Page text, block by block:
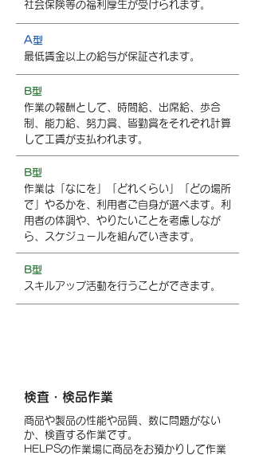
社会保険等の福利厚生が受けられます。
A型
最低賃金以上の給与が保証されます。
B型
作業の報酬として、時間給、出席給、歩合
制、能力給、努力賞、皆勤賞をそれぞれ計算
して工賃が支払われます。
B型
作業は「なにを」「どれくらい」「どの場所
で」やるかを、利用者ご自身が選べます。利
用者の体調や、やりたいことを考慮しなが
ら、スケジュールを組んでいきます。
B型
スキルアップ活動を行うことができます。
検査・検品作業
商品や製品の性能や品質、数に問題がない
か、検査する作業です。
HELPSの作業場に商品をお預かりして作業